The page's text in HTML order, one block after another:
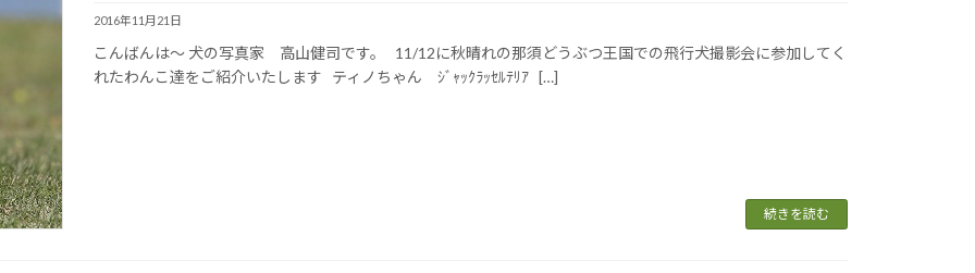
2016年11月21日
こんばんは～ 犬の写真家 高山健司です。 11/12に秋晴れの那須どうぶつ王国での飛行犬撮影会に参加してく
れたわんこ達をご紹介いたします ティノちゃん ｼﾞｬｯｸﾗｯｾﾙﾃﾘｱ […]
続きを読む